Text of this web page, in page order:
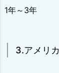
1年～3年
3.アメリ